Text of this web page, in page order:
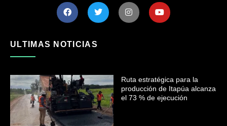
ULTIMAS NOTICIAS
Ruta estratégica para la
producción de Itapúa alcanza
el 73 % de ejecución